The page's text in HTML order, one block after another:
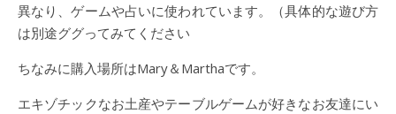
異なり、ゲームや占いに使われています。（具体的な遊び方
は別途ググってみてください
ちなみに購入場所はMary＆Marthaです。
エキゾチックなお土産やテーブルゲームが好きなお友達にい